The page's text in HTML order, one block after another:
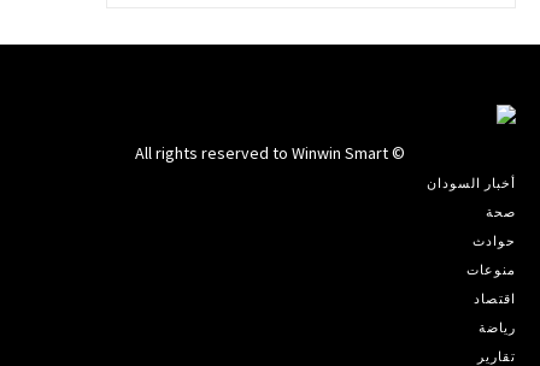
© All rights reserved to Winwin Smart
أخبار السودان
صحة
حوادث
منوعات
اقتصاد
رياضة
تقارير